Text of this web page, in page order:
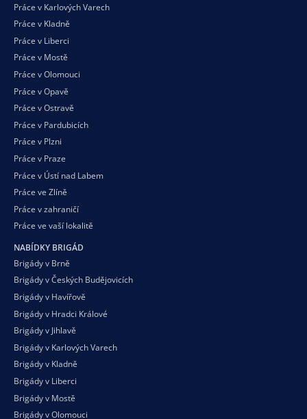
Práce v Karlových Varech
Práce v Kladně
Práce v Liberci
Práce v Mostě
Práce v Olomouci
Práce v Opavě
Práce v Ostravě
Práce v Pardubicích
Práce v Plzni
Práce v Praze
Práce v Ústí nad Labem
Práce ve Zlíně
Práce v zahraničí
Práce ve vaší lokalitě
NABÍDKY BRIGÁD
Brigády v Brně
Brigády v Českých Budějovicích
Brigády v Havířově
Brigády v Hradci Králové
Brigády v Jihlavě
Brigády v Karlových Varech
Brigády v Kladně
Brigády v Liberci
Brigády v Mostě
Brigády v Olomouci